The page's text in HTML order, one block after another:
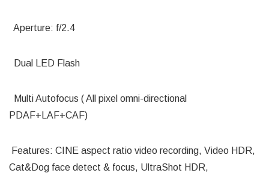
Aperture: f/2.4
Dual LED Flash
Multi Autofocus ( All pixel omni-directional
PDAF+LAF+CAF)
Features: CINE aspect ratio video recording, Video HDR,
Cat&Dog face detect & focus, UltraShot HDR,